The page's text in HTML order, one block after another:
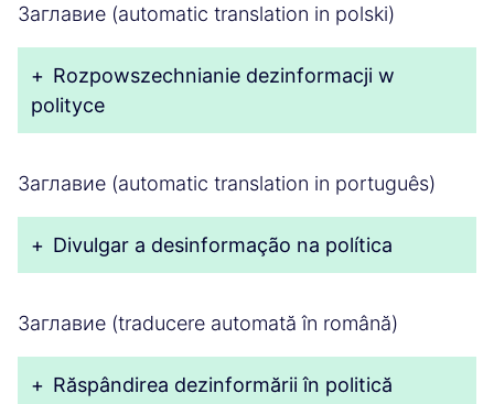
Заглавие (automatic translation in polski)
+ Rozpowszechnianie dezinformacji w
polityce
Заглавие (automatic translation in português)
+ Divulgar a desinformação na política
Заглавие (traducere automată în română)
+ Răspândirea dezinformării în politică